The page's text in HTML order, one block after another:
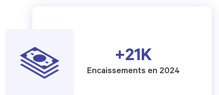
+21K
Encaissements en 2024